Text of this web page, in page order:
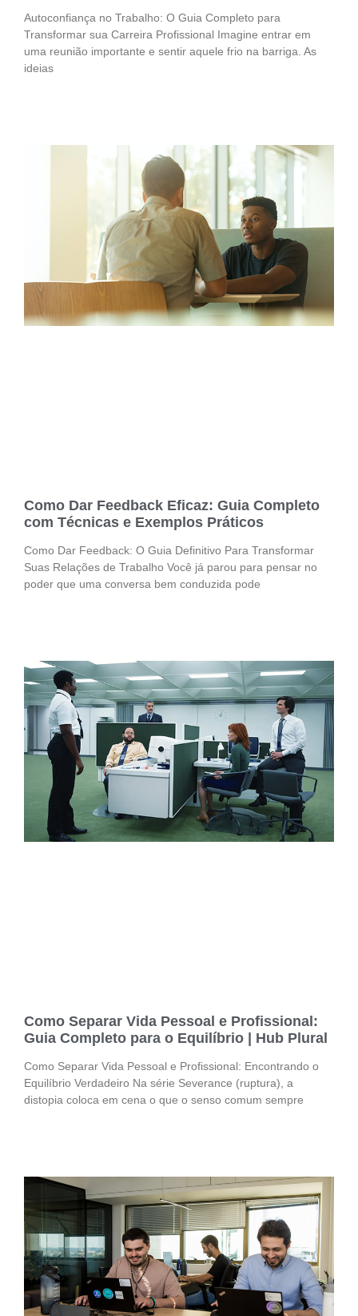
Autoconfiança no Trabalho: O Guia Completo para
Transformar sua Carreira Profissional Imagine entrar em
uma reunião importante e sentir aquele frio na barriga. As
ideias
Como Dar Feedback Eficaz: Guia Completo
com Técnicas e Exemplos Práticos
Como Dar Feedback: O Guia Definitivo Para Transformar
Suas Relações de Trabalho Você já parou para pensar no
poder que uma conversa bem conduzida pode
Como Separar Vida Pessoal e Profissional:
Guia Completo para o Equilíbrio | Hub Plural
Como Separar Vida Pessoal e Profissional: Encontrando o
Equilíbrio Verdadeiro Na série Severance (ruptura), a
distopia coloca em cena o que o senso comum sempre